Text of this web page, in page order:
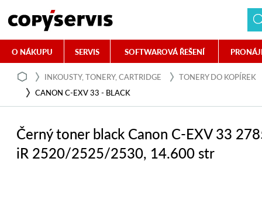
O NÁKUPU SERVIS SOFTWAROVÁ ŘEŠENÍ
INKOUSTY, TONERY, CARTRIDGE
TONERY DO KOPÍREK
CANON C-EXV 33 - BLACK
Černý toner black Canon C-EXV 33
iR 2520/2525/2530, 14.600 str